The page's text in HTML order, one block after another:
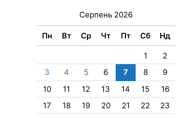
Серпень 2026
Пн Вт Ср Чт Пт Сб Нд
1
2
3
4 5 6 7 8
9
10
11 12 13 14 15
16
17
18 19 20 21 22
23